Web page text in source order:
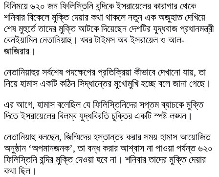
বিনিময়ে ৬২০ জন ফিলিস্তিনি বন্দিকে ইসরায়েলের কারাগার থেকে
শনিবার বিকেলে মুক্তি দেয়ার কথা থাকলে নতুন এক অজুহাত দেখিয়ে
শেষ মুহুর্তে তাদের মুক্তি আটকে দিয়েছেন দেশটির যুদ্ধবাজ প্রধানমন্ত্রী
বেনইয়ামিন নেতানিয়াহু। খবর টাইমস অব ইসরায়েল ও আল-
জাজিরার।
নেতানিয়াহুর সর্বশেষ পদক্ষেপের প্রতিক্রিয়া কীভাবে দেখানো যায়, তা
নিয়ে হামাস একটি কঠিন সিদ্ধান্তের মুখোমুখি হচ্ছে বলে জানা গেছে।
এর আগে, হামাস বলেছিল যে ফিলিস্তিনিদের সপ্তম ব্যাচকে মুক্তি
দিতে ইসরায়েলের বিলম্ব যুদ্ধবিরতি চুক্তির একটি স্পষ্ট লঙ্ঘন।
নেতানিয়াহু বলছেন, জিম্মিদের হস্তান্তর করার সময় হামাস আয়োজিত
অনুষ্ঠান ‘অপমানজনক’, তা বন্ধ করার আশ্বাস না পাওয়া পর্যন্ত ৬২০
ফিলিস্তিনি বন্দির মুক্তি দেওয়া হবে না। শনিবার তাদের মুক্তি দেয়ার
কথা ছিল।